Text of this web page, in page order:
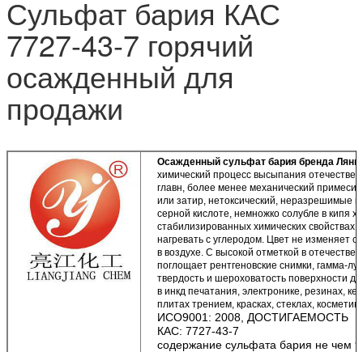
Сульфат бария КАС
7727-43-7 горячий
осажденный для
продажи
Осажденный сульфат бария бренда
химический процесс высыпания
главн, более менее механический
или затир, нетоксический, неразрешимые
серной кислоте, немножко солубле в кипя
стабилизированных химических
нагревать с углеродом. Цвет не изменяет
в воздухе. С высокой отметкой в
поглощает рентгеновские снимки, гамма-
твердость и шероховатость поверхности
в инкд печатания, электронике, резинах,
плитах трением, красках, стеклах,
ИСО9001: 2008, ДОСТИГАЕМОСТЬ
КАС: 7727-43-7
содержание сульфата бария не чем